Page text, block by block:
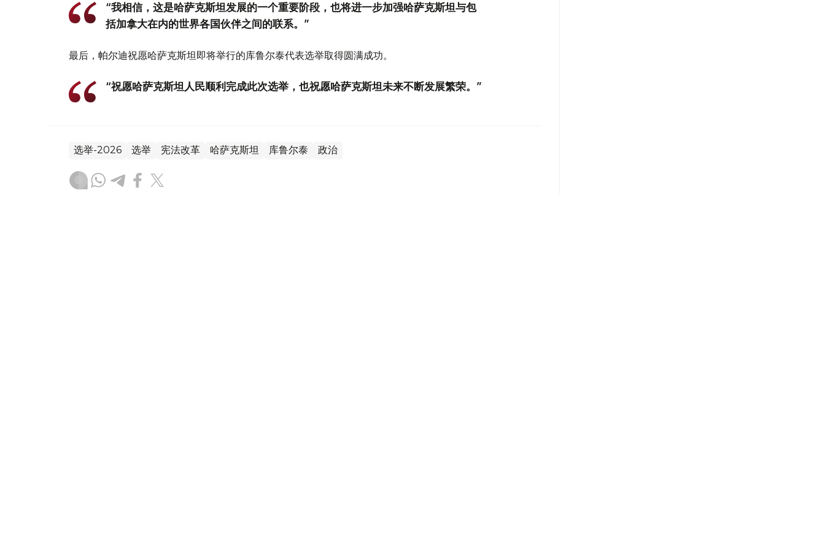
“我相信，这是哈萨克斯坦发展的一个重要阶段，也将进一步加强哈萨克斯坦与包
括加拿大在内的世界各国伙伴之间的联系。”
最后，帕尔迪祝愿哈萨克斯坦即将举行的库鲁尔泰代表选举取得圆满成功。
“祝愿哈萨克斯坦人民顺利完成此次选举，也祝愿哈萨克斯坦未来不断发展繁荣。”
选举-2026 选举 宪法改革 哈萨克斯坦 库鲁尔泰 政治